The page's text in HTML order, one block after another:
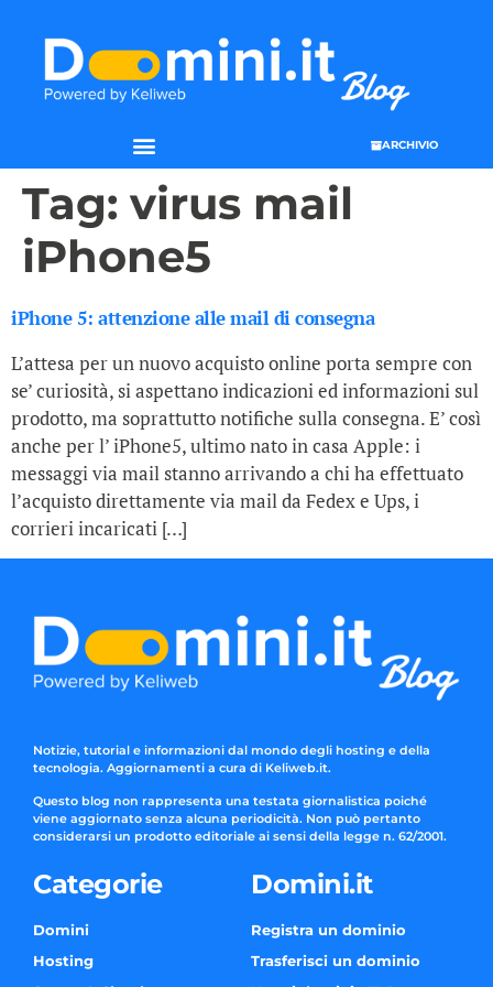
ARCHIVIO
Tag: virus mail
iPhone5
iPhone 5: attenzione alle mail di consegna
L’attesa per un nuovo acquisto online porta sempre con
se’ curiosità, si aspettano indicazioni ed informazioni sul
prodotto, ma soprattutto notifiche sulla consegna. E’ così
anche per l’ iPhone5, ultimo nato in casa Apple: i
messaggi via mail stanno arrivando a chi ha effettuato
l’acquisto direttamente via mail da Fedex e Ups, i
corrieri incaricati […]
Notizie, tutorial e informazioni dal mondo degli hosting e della
tecnologia. Aggiornamenti a cura di Keliweb.it.
Questo blog non rappresenta una testata giornalistica poiché
viene aggiornato senza alcuna periodicità. Non può pertanto
considerarsi un prodotto editoriale ai sensi della legge n. 62/2001.
Categorie
Domini
Hosting
Domini.it
Registra un dominio
Trasferisci un dominio